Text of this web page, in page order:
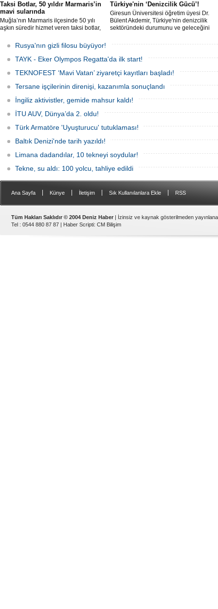
Taksi Botlar, 50 yıldır Marmaris’in
mavi sularında
Muğla’nın Marmaris ilçesinde 50 yılı
aşkın süredir hizmet veren taksi botlar,
amacıyla kullanılmaya devam ediyor.
Türkiye'nin ‘Denizcilik Gücü’!
Giresun Üniversitesi öğretim üyesi Dr.
Bülent Akdemir, Türkiye'nin denizcilik
sektöründeki durumunu ve geleceğini
Rusya'nın gizli filosu büyüyor!
TAYK - Eker Olympos Regatta'da ilk start!
TEKNOFEST ‘Mavi Vatan’ ziyaretçi kayıtları başladı!
Tersane işçilerinin direnişi, kazanımla sonuçlandı
İngiliz aktivistler, gemide mahsur kaldı!
İTU AUV, Dünya’da 2. oldu!
Türk Armatöre 'Uyuşturucu' tutuklaması!
Baltık Denizi'nde tarih yazıldı!
Limana dadandılar, 10 tekneyi soydular!
Tekne, su aldı: 100 yolcu, tahliye edildi
Ana Sayfa Künye İletişim Sık Kullanılanlara Ekle RSS
Tüm Hakları Saklıdır © 2004 Deniz Haber | İzinsiz ve kaynak gösterilmeden
Tel : 0544 880 87 87 | Haber Scripti: CM Bilişim